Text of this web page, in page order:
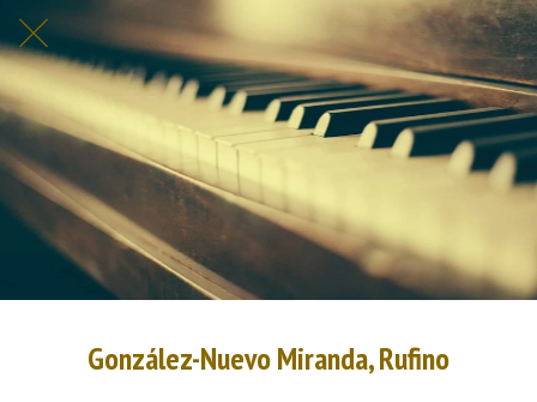
González-Nuevo Miranda, Rufino